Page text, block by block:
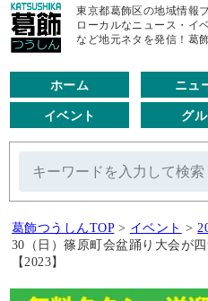
東京都葛飾区の地域情報
ローカルなニュース・イ
など地元ネタを発信！葛
ホーム ニュ
イベント グル
葛飾つうしんTOP > イベント >
30（日）篠原町会盆踊り大会が
【2023】